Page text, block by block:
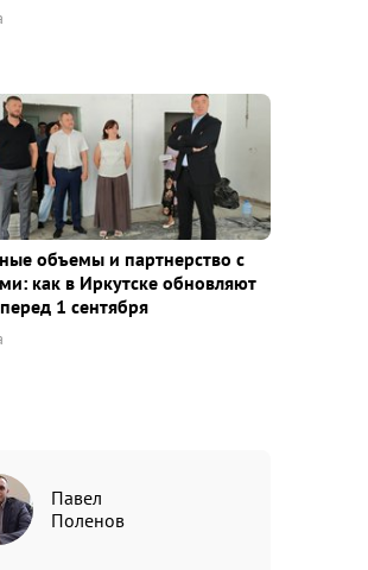
объемы и партнерство с
как в Иркутске обновляют
1 сентября
Павел
Поленов